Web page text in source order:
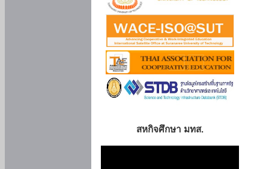
สหกิจศึกษา มทส.